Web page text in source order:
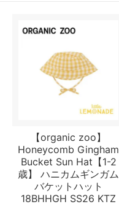
【organic zoo】
Honeycomb Gingham
Bucket Sun Hat【1-2
歳】 ハニカムギンガム
バケットハット
18BHHGH SS26 KTZ